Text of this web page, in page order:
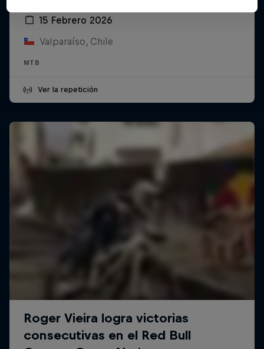
15 Febrero 2026
Valparaíso, Chile
MTB
Ver la repetición